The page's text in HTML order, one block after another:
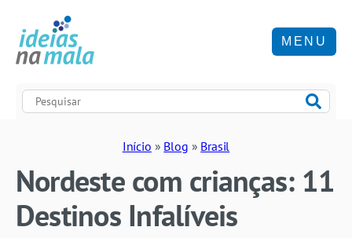
MENU
Início » Blog » Brasil
Nordeste com crianças: 11
Destinos Infalíveis